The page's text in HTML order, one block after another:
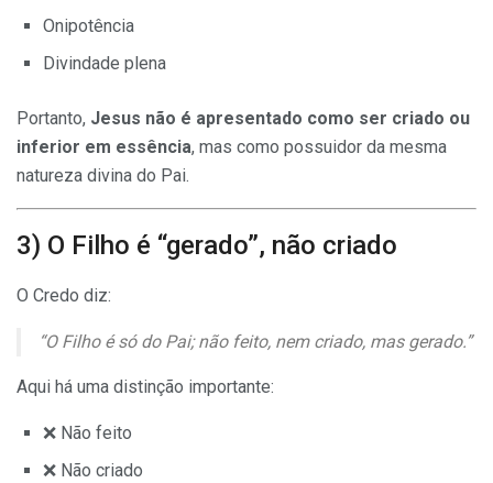
Onipotência
Divindade plena
Portanto, Jesus não é apresentado como ser criado ou
inferior em essência, mas como possuidor da mesma
natureza divina do Pai.
3) O Filho é “gerado”, não criado
O Credo diz:
“O Filho é só do Pai; não feito, nem criado, mas gerado.”
Aqui há uma distinção importante:
❌ Não feito
❌ Não criado